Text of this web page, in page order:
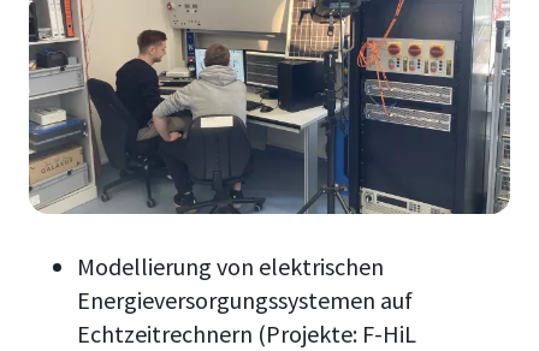
Modellierung von elektrischen
Energieversorgungssystemen auf
Echtzeitrechnern (Projekte: F-HiL